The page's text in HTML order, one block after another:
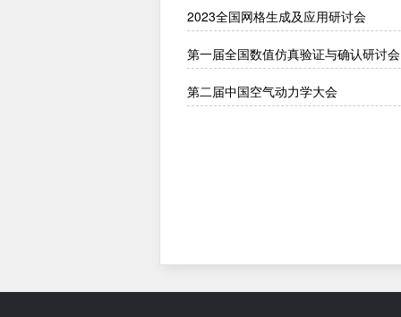
2023全国网格生成及应用研讨会
第一届全国数值仿真验证与确认研讨会
第二届中国空气动力学大会